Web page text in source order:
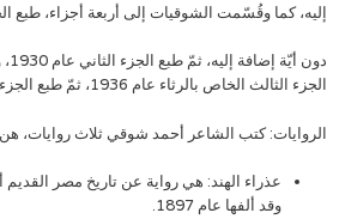
إليه، كما وقُسّمت الشوقيات إلى أربعة أجزاء، طبع الجزء
الجزء الثالث الخاص بالرثاء عام 1936، ثمّ طبع الجزء الرابع عام 1943.
الروايات: كتب الشاعر أحمد شوقي ثلاث روايات،
عذراء الهند: هي رواية عن تاريخ مصر
وقد ألفها عام 1897.